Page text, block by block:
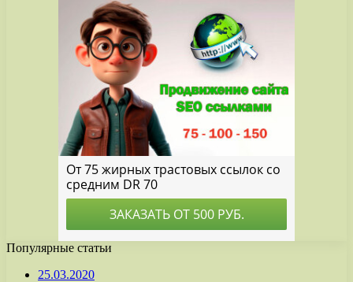
Популярные статьи
25.03.2020